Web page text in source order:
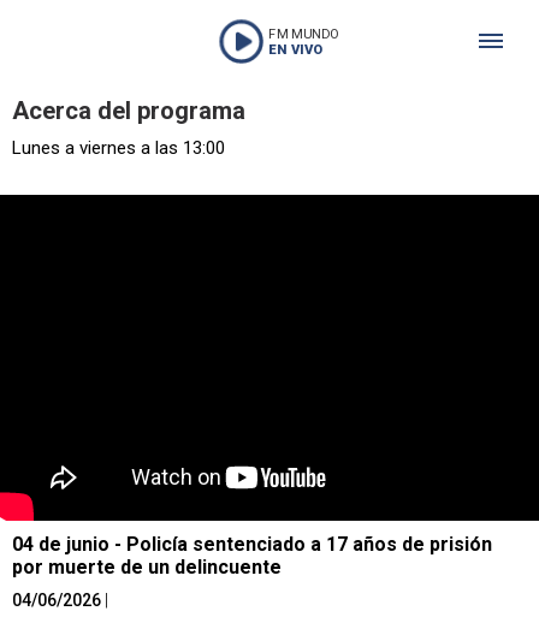
FM MUNDO
EN VIVO
04 de junio - Policía sentenciado a 17 años de prisión
por muerte de un delincuente
04/06/2026
Acerca del programa
Lunes a viernes a las 13:00